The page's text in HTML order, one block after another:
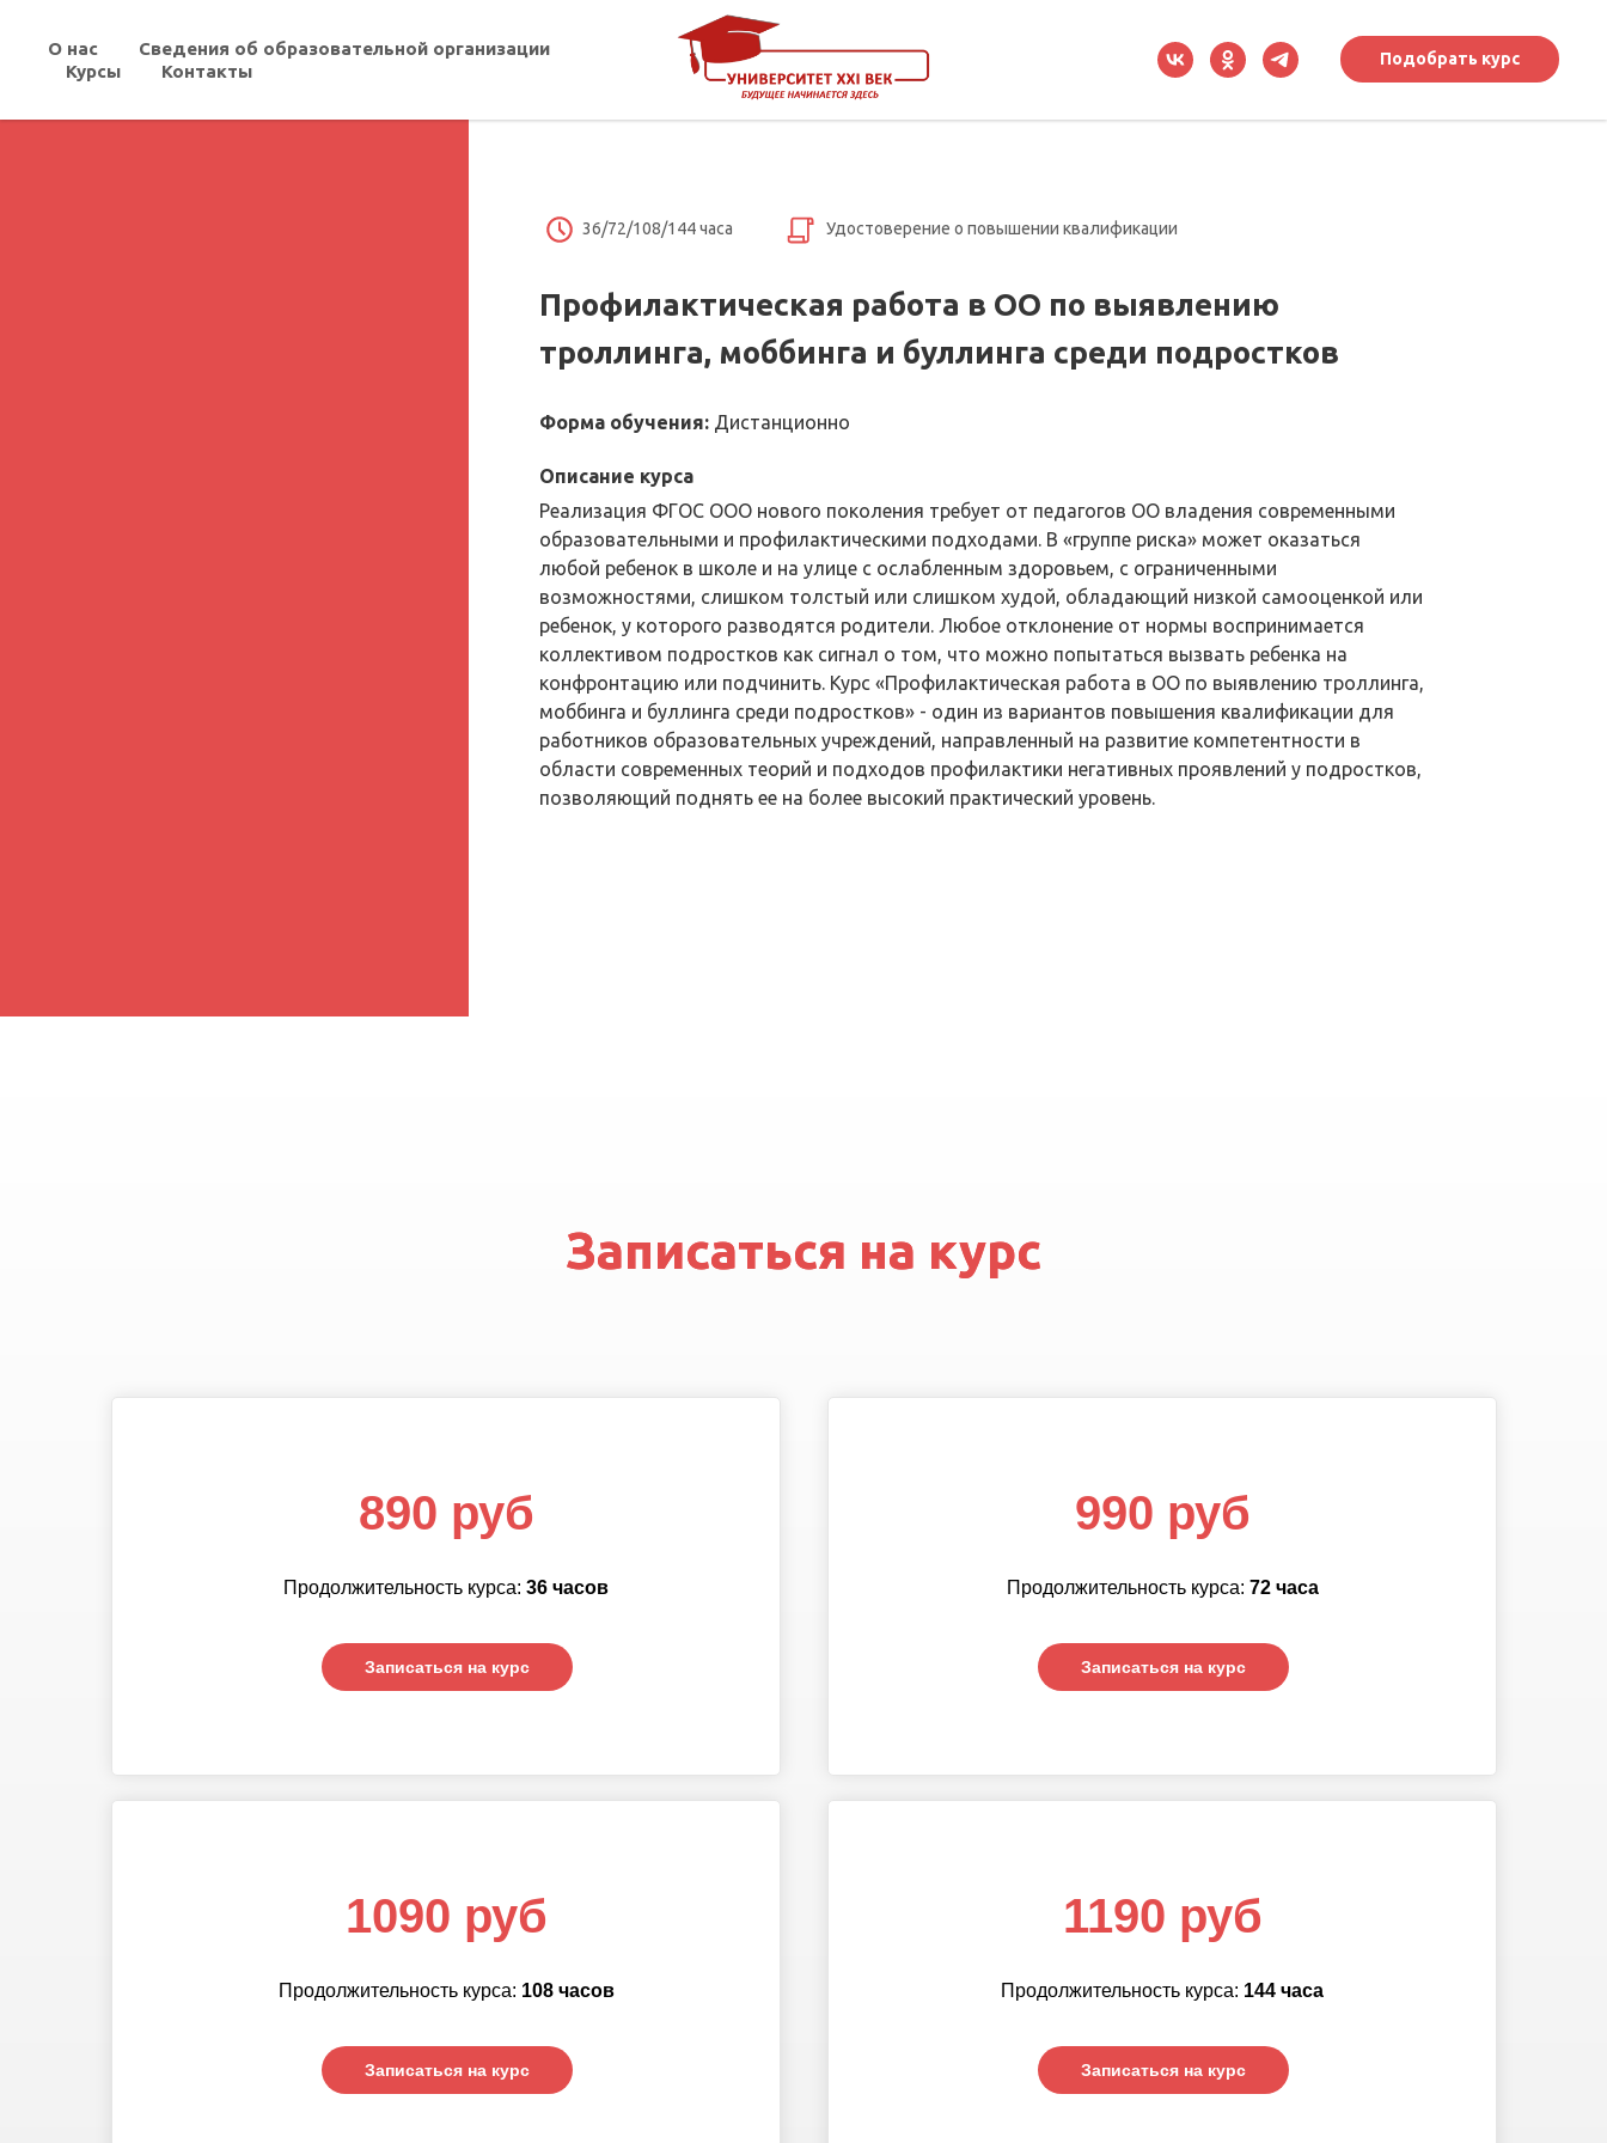
О нас
Сведения об образовательной организации
Курсы
Контакты
Подобрать курс
Профилактическая работа в ОО по выявлению
троллинга, моббинга и буллинга среди подростков
Форма обучения: Дистанционно
Описание курса
Реализация ФГОС ООО нового поколения требует от педагогов ОО владения современными
образовательными и профилактическими подходами. В «группе риска» может оказаться
любой ребенок в школе и на улице с ослабленным здоровьем, с ограниченными
возможностями, слишком толстый или слишком худой, обладающий низкой самооценкой или
ребенок, у которого разводятся родители. Любое отклонение от нормы воспринимается
коллективом подростков как сигнал о том, что можно попытаться вызвать ребенка на
конфронтацию или подчинить. Курс «Профилактическая работа в ОО по выявлению троллинга,
моббинга и буллинга среди подростков» - один из вариантов повышения квалификации для
работников образовательных учреждений, направленный на развитие компетентности в
области современных теорий и подходов профилактики негативных проявлений у подростков,
позволяющий поднять ее на более высокий практический уровень.
36/72/108/144 часа Удостоверение о повышении квалификации
Записаться на курс
Продолжительность курса:72 часа
890 руб
Записаться на курс Записаться на курс
Продолжительность курса:108 часов
1 390 руб
Записаться на курс
Продолжительность курса: 36 часов
890 руб
Записаться на курс Записаться на курс
Продолжительность курса: 72 часа
990 руб
Продолжительность курса: 108 часов
1090 руб
Записаться на курс Записаться на курс
Продолжительность курса: 144 часа
1190 руб